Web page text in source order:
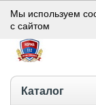
Каталог
Мы используем
с сайтом